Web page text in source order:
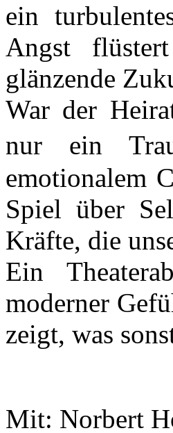
ein
Angst
glänzende
War der
nur ein
emotionalem
Spiel über
Kräfte, die
Ein
moderner
zeigt, was
Mit: Norbert